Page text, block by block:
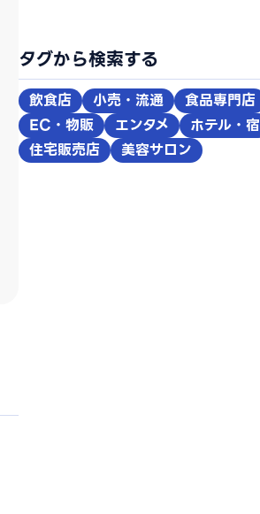
タグから検索する
飲食店 小売・流通
食品専門店
EC・物販
エンタメ
ホテル・宿
住宅販売店
美容サロン